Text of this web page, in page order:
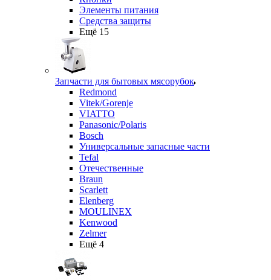
Элементы питания
Средства защиты
Ещё 15
Запчасти для бытовых мясорубок
Redmond
Vitek/Gorenje
VIATTO
Panasonic/Polaris
Bosch
Универсальные запасные части
Tefal
Отечественные
Braun
Scarlett
Elenberg
MOULINEX
Kenwood
Zelmer
Ещё 4